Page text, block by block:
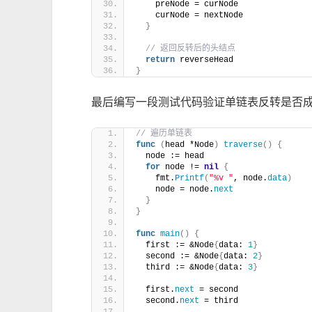
    preNode = curNode
    curNode = nextNode
}
// 返回反转后的头结点
return reverseHead
}
最后编写一段测试代码验证单链表反转是否
// 遍历单链表
func
( head *Node) traverse()
{
  node := head
for node != nil {
    fmt.
Printf( "%v ", node.data)
    node = node.
next
}
}
func main()
{
  first := &Node
{ data: 1}
  second := &Node
{ data: 2}
  third := &Node
{ data: 3}
  first.
next = second
  second.
next = third